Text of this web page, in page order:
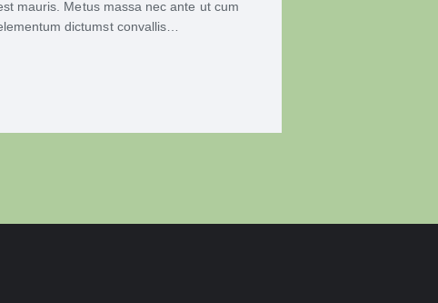
mauris. Metus massa nec ante ut cum
dictumst convallis…